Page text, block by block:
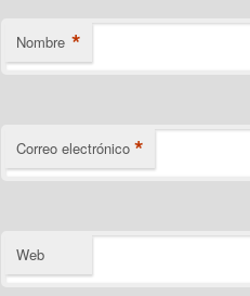
Nombre *
Correo electrónico *
Web